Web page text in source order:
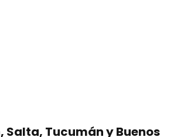
Salta, Tucumán y Buenos